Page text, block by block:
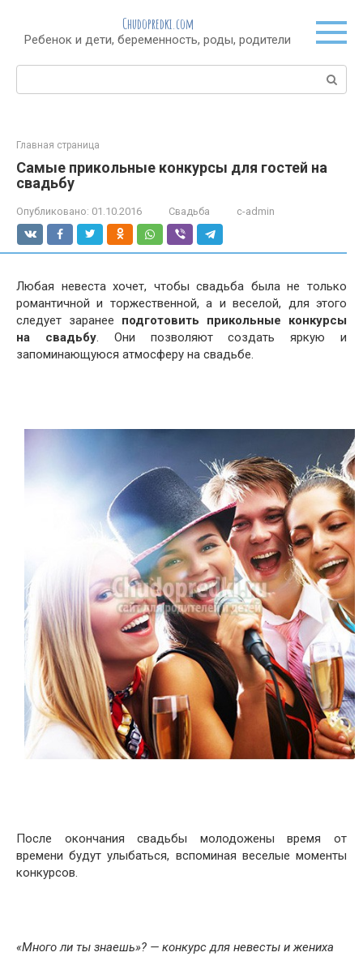
контенту
Chudopredki.com
Ребенок и дети, беременность, роды, родители
Поиск:
Главная страница
Самые прикольные конкурсы для гостей на
свадьбу
Опубликовано: 01.10.2016 Свадьба c-admin
Любая невеста хочет, чтобы свадьба была не только
романтичной и торжественной, а и веселой, для этого
следует заранее подготовить прикольные конкурсы
на свадьбу. Они позволяют создать яркую и
запоминающуюся атмосферу на свадьбе.
После окончания свадьбы молодожены время от
времени будут улыбаться, вспоминая веселые моменты
конкурсов.
«Много ли ты знаешь»? — конкурс для невесты и жениха